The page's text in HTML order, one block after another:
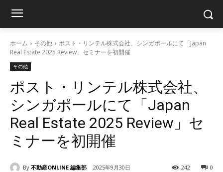
ホーム その他
ポスト・リンテル株式会社、シンガポールにて「Japan
Real Estate 2025 Review」セミナーを初開催
その他
ポスト・リンテル株式会社、
シンガポールにて「Japan
Real Estate 2025 Review」セ
ミナーを初開催
By 不動産ONLINE 編集部 2025年9月30日 0
242